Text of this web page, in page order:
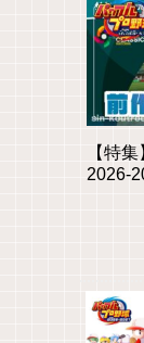
【特
2026-